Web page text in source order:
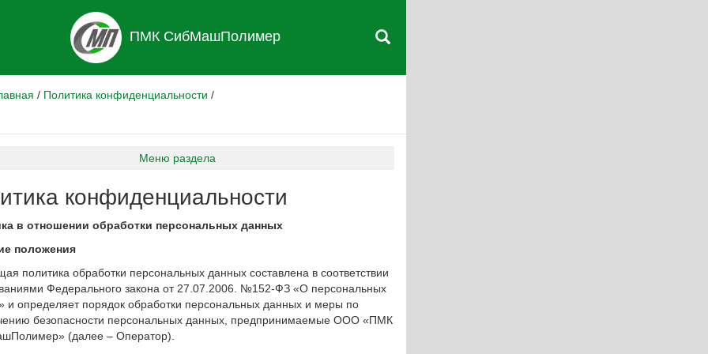
ПМК СибМашПолимер
/ Политика конфиденциальности /
Меню раздела
конфиденциальности
в отношении обработки персональных данных
положения
политика обработки персональных данных составлена в соответствии
Федерального закона от 27.07.2006. №152-ФЗ «О персональных
и определяет порядок обработки персональных данных и меры по
безопасности персональных данных, предпринимаемые ООО «ПМК
(далее – Оператор).